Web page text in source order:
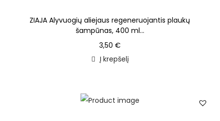
ZIAJA Alyvuogių aliejaus regeneruojantis plaukų
šampūnas, 400 ml...
3,50 €
Į krepšelį